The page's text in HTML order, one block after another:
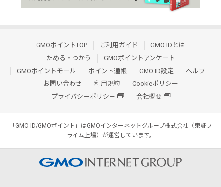
GMOポイントTOP ご利用ガイド
GMO IDとは
ためる・つかう
GMOポイントアンケート
GMOポイントモール
ポイント通帳 GMO ID設定
ヘルプ
お問い合わせ
利用規約
Cookieポリシー
プライバシーポリシー
会社概要
「GMO ID/GMOポイント」はGMOインターネットグループ株式会社（東証プ
ライム上場）が運営しています。